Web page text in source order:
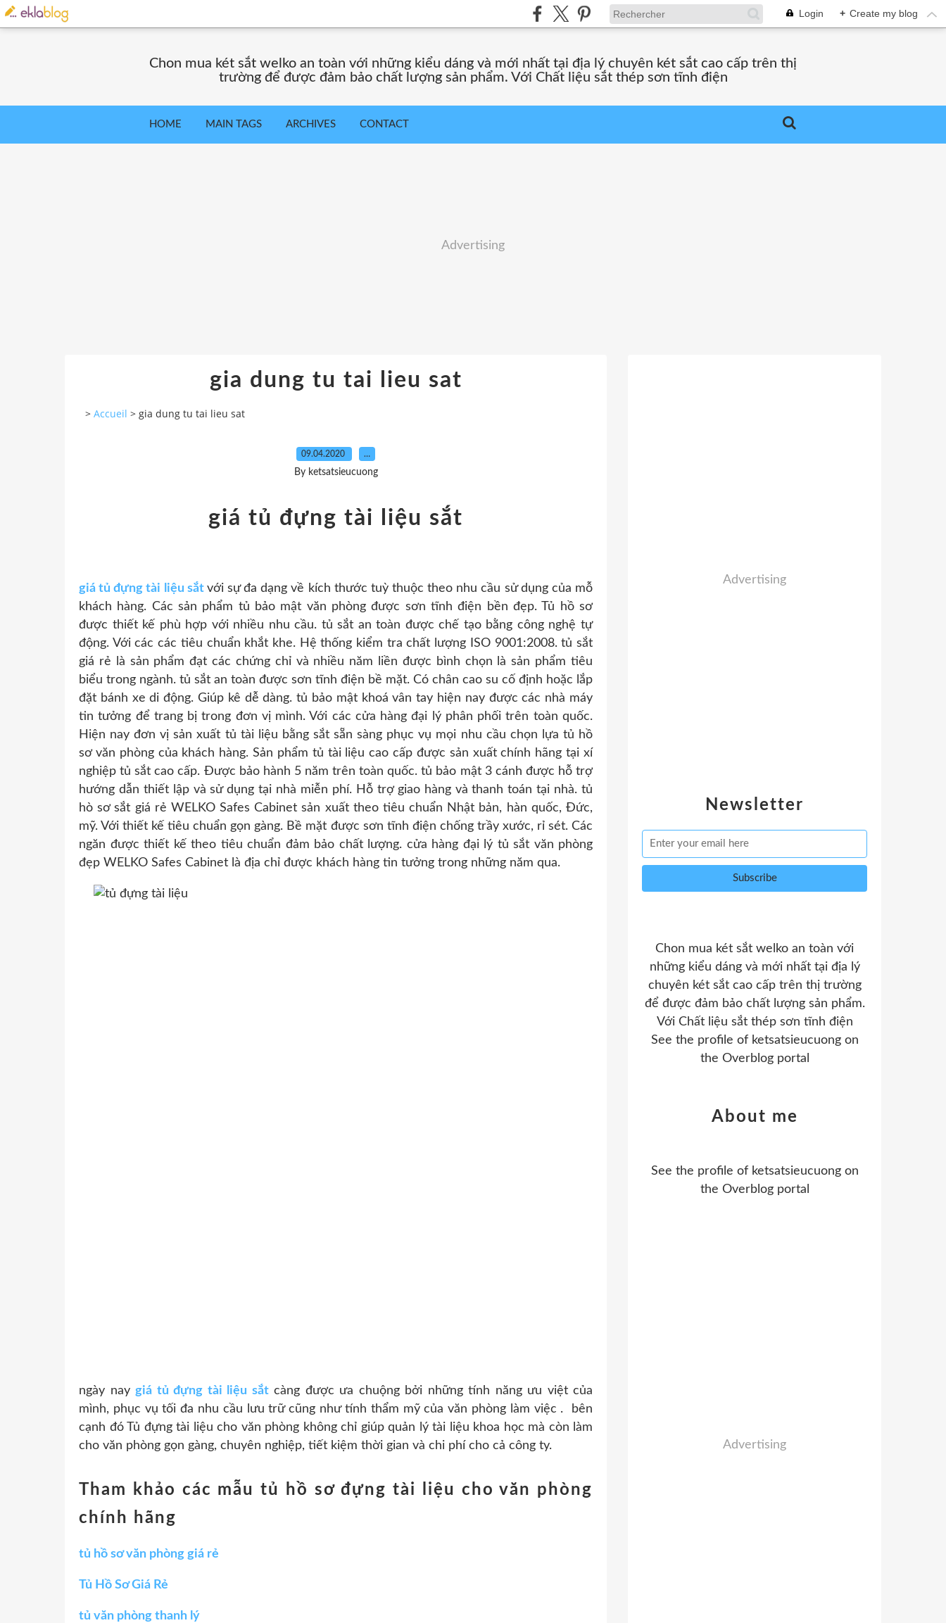
Login + Create my blog
Chon mua két sắt welko an toàn với những kiểu dáng và mới nhất tại địa lý chuyên két sắt cao cấp trên thị
trường để được đảm bảo chất lượng sản phẩm. Với Chất liệu sắt thép sơn tĩnh điện
HOME MAIN TAGS ARCHIVES CONTACT
Advertising
gia dung tu tai lieu sat
> Accueil > gia dung tu tai lieu sat
09.04.2020 …
By ketsatsieucuong
giá tủ đựng tài liệu sắt
giá tủ đựng tài liệu sắt với sự đa dạng về kích thước tuỳ thuộc theo nhu cầu sử dụng của mỗ
khách hàng. Các sản phẩm tủ bảo mật văn phòng được sơn tĩnh điện bền đẹp. Tủ hồ sơ
được thiết kế phù hợp với nhiều nhu cầu. tủ sắt an toàn được chế tạo bằng công nghệ tự
động. Với các các tiêu chuẩn khắt khe. Hệ thống kiểm tra chất lượng ISO 9001:2008. tủ sắt
giá rẻ là sản phẩm đạt các chứng chỉ và nhiều năm liền được bình chọn là sản phẩm tiêu
biểu trong ngành. tủ sắt an toàn được sơn tĩnh điện bề mặt. Có chân cao su cố định hoặc lắp
đặt bánh xe di động. Giúp kê dễ dàng. tủ bảo mật khoá vân tay hiện nay được các nhà máy
tin tưởng để trang bị trong đơn vị mình. Với các cửa hàng đại lý phân phối trên toàn quốc.
Hiện nay đơn vị sản xuất tủ tài liệu bằng sắt sẵn sàng phục vụ mọi nhu cầu chọn lựa tủ hồ
sơ văn phòng của khách hàng. Sản phẩm tủ tài liệu cao cấp được sản xuất chính hãng tại xí
nghiệp tủ sắt cao cấp. Được bảo hành 5 năm trên toàn quốc. tủ bảo mật 3 cánh được hỗ trợ
hướng dẫn thiết lập và sử dụng tại nhà miễn phí. Hỗ trợ giao hàng và thanh toán tại nhà. tủ
hò sơ sắt giá rẻ WELKO Safes Cabinet sản xuất theo tiêu chuẩn Nhật bản, hàn quốc, Đức,
mỹ. Với thiết kế tiêu chuẩn gọn gàng. Bề mặt được sơn tĩnh điện chống trầy xước, rỉ sét. Các
ngăn được thiết kế theo tiêu chuẩn đảm bảo chất lượng. cửa hàng đại lý tủ sắt văn phòng
đẹp WELKO Safes Cabinet là địa chỉ được khách hàng tin tưởng trong những năm qua.
ngày nay giá tủ đựng tài liệu sắtcàng được ưa chuộng bởi những tính năng ưu việt của
mình, phục vụ tối đa nhu cầu lưu trữ cũng như tính thẩm mỹ của văn phòng làm việc . bên
cạnh đó Tủ đựng tài liệu cho văn phòng không chỉ giúp quản lý tài liệu khoa học mà còn làm
cho văn phòng gọn gàng, chuyên nghiệp, tiết kiệm thời gian và chi phí cho cả công ty.
Tham khảo các mẫu tủ hồ sơ đựng tài liệu cho văn phòng
chính hãng
tủ hồ sơ văn phòng giá rẻ
Tủ Hồ Sơ Giá Rẻ
tủ văn phòng thanh lý
Newsletter
Advertising
Chon mua két sắt welko an toàn với
những kiểu dáng và mới nhất tại địa lý
chuyên két sắt cao cấp trên thị trường
để được đảm bảo chất lượng sản phẩm.
Với Chất liệu sắt thép sơn tĩnh điện
See the profile of ketsatsieucuongon
the Overblog portal
About me
See the profile of ketsatsieucuongon
the Overblog portal
Advertising